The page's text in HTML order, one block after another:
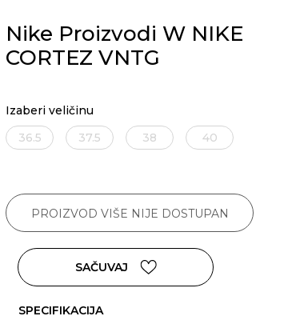
Nike Proizvodi W NIKE
CORTEZ VNTG
Izaberi veličinu
36.5
37.5 38 40
PROIZVOD VIŠE NIJE DOSTUPAN
SAČUVAJ
SPECIFIKACIJA